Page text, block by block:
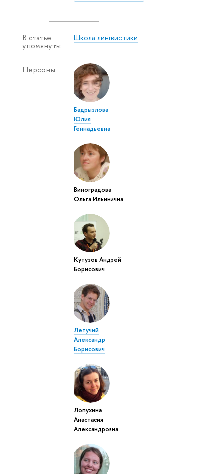
В статье
упомянуты
Школа лингвистики
Персоны
Бадрызлова
Юлия
Геннадьевна
Виноградова
Ольга Ильинична
Кутузов Андрей
Борисович
Летучий
Александр
Борисович
Лопухина
Анастасия
Александровна